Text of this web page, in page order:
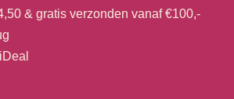
& gratis verzonden vanaf €100,-